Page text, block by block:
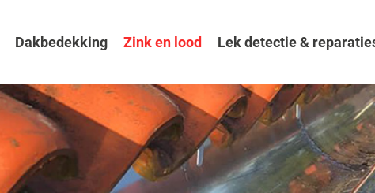
Dakbedekking Zink en lood Lek detectie &